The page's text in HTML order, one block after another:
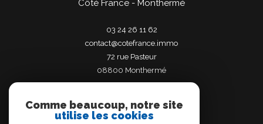
Côté France - Monthermé
03 24 26 11 62
contact@cotefrance.immo
72 rue Pasteur
08800
monthermé
Adhérents
Comme beaucoup, notre site
utilise les cookies